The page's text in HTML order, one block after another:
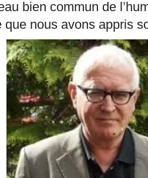
bien commun de
que nous avons appris